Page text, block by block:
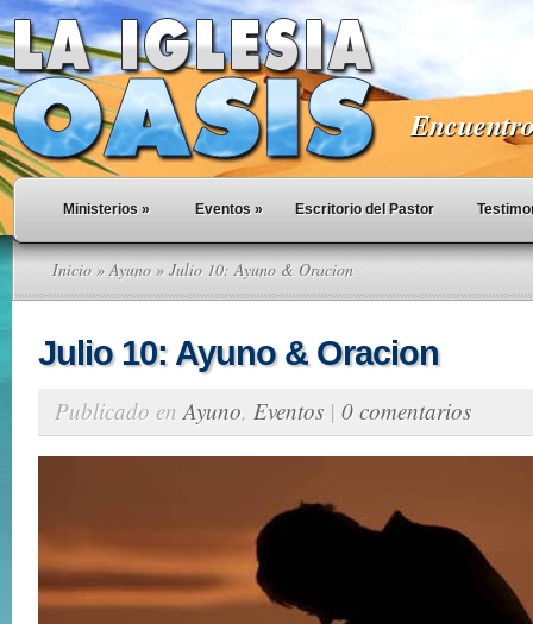
Ministerios » Eventos » Escritorio del Pastor
Inicio »Ayuno » Julio 10: Ayuno & Oracion
Julio 10: Ayuno & Oracion
Publicado enAyuno, Eventos | 0 comentarios